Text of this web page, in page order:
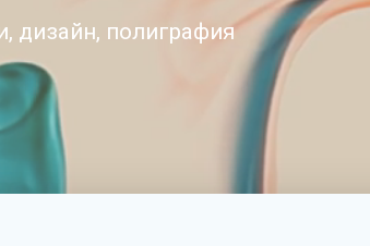
дизайн, полиграфия